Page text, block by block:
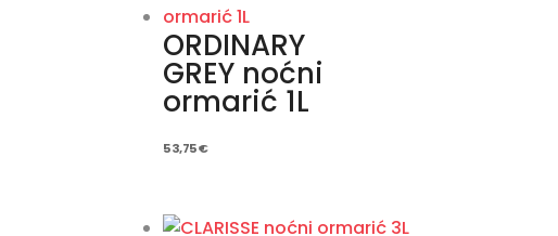
ORDINARY
GREY noćni
ormarić 1L
53,75€